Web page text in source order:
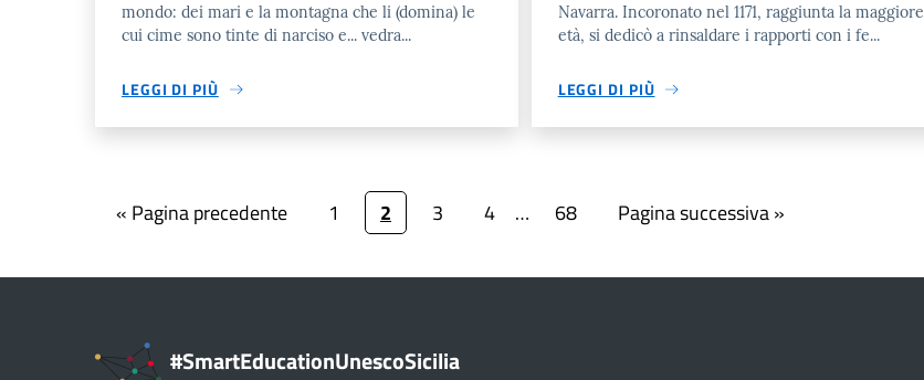
mondo: dei mari e la montagna che li (domina) le
cui cime sono tinte di narciso e... vedra...
LEGGI DI PIÙ
Navarra. Incoronato nel 1171, raggiunta la maggiore
età, si dedicò a rinsaldare i rapporti con i fe...
LEGGI DI PIÙ
« Pagina precedente 1 2 3 4 … 68 Pagina successiva »
#SmartEducationUnescoSicilia